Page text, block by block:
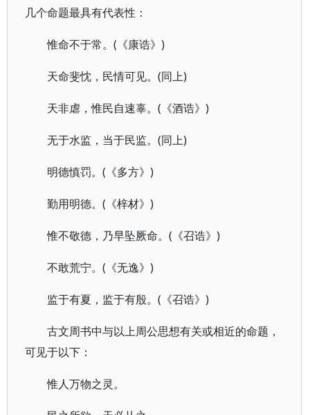
几个命题最具有代表性：
惟命不于常。(《康诰》)
天命斐忱，民情可见。(同上)
天非虐，惟民自速辜。(《酒诰》)
无于水监，当于民监。(同上)
明德慎罚。(《多方》)
勤用明德。(《梓材》)
惟不敬德，乃早坠厥命。(《召诰》)
不敢荒宁。(《无逸》)
监于有夏，监于有殷。(《召诰》)
古文周书中与以上周公思想有关或相近的命题，
可见于以下：
惟人万物之灵。